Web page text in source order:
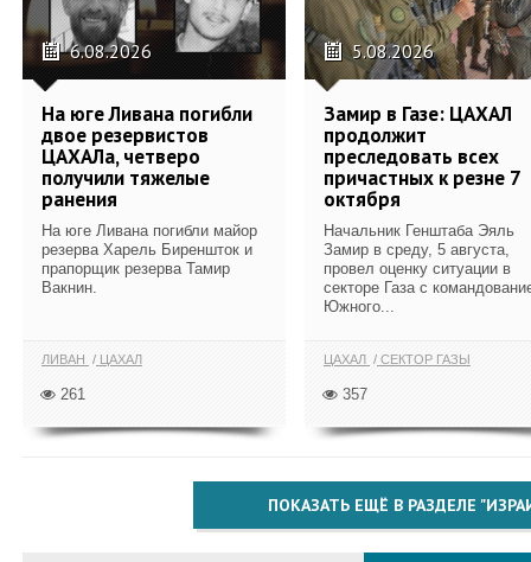
6.08.2026
На юге Ливана погибли
двое резервистов
ЦАХАЛа, четверо
получили тяжелые
ранения
На юге Ливана погибли майор
резерва Харель Биреншток и
прапорщик резерва Тамир
Вакнин.
ЛИВАН ЦАХАЛ
261
5.08.2026
Замир в Газе: ЦАХАЛ
продолжит
преследовать всех
причастных к резне 7
октября
Начальник Генштаба Эяль
Замир в среду, 5 августа,
провел оценку ситуации в
секторе Газа с
Южного...
ЦАХАЛ СЕКТОР ГАЗЫ
357
ПОКАЗАТЬ ЕЩЁ В РАЗДЕЛЕ